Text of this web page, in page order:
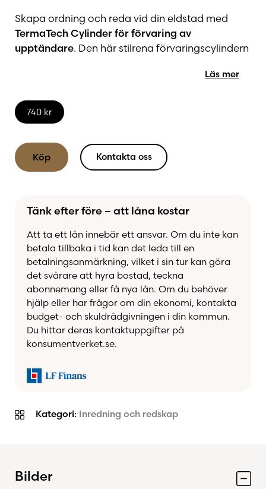
740 kr
Skapa ordning och reda vid din eldstad med
TermaTech Cylinder för förvaring av
upptändare. Den här stilrena förvaringscylindern
och erbjuder en både hållbar och praktisk
upptändare. Den robusta designen passar
perfekt bredvid kaminen eller vedspisen och blir
Det slitstarka gummimaterialet är utvecklat för
struktur. Med sin kompakta storlek håller den
dina upptändare samlade, skyddade och alltid
nära till hands när det är dags att tända en
värmande brasa.
Den minimalistiska designen gör att cylindern
passar lika bra i moderna hem som i mer
klassiska miljöer. Ett perfekt komplement till
TermaTechs vedkorgar och övriga tillbehör för en
enhetlig och genomtänkt eldstadsmiljö.
Fördelar
Tillverkad av återvunnet gummi från
tändkuddar
Läs mer
Köp Kontakta oss
Kategori: Inredning och redskap
Tänk efter före – att låna kostar
Att ta ett lån innebär ett ansvar. Om du inte kan
betala tillbaka i tid kan det leda till en
betalningsanmärkning, vilket i sin tur kan göra
det svårare att hyra bostad, teckna
abonnemang eller få nya lån. Om du behöver
hjälp eller har frågor om din ekonomi, kontakta
budget- och skuldrådgivningen i din kommun.
Du hittar deras kontaktuppgifter på
konsumentverket.se.
Bilder